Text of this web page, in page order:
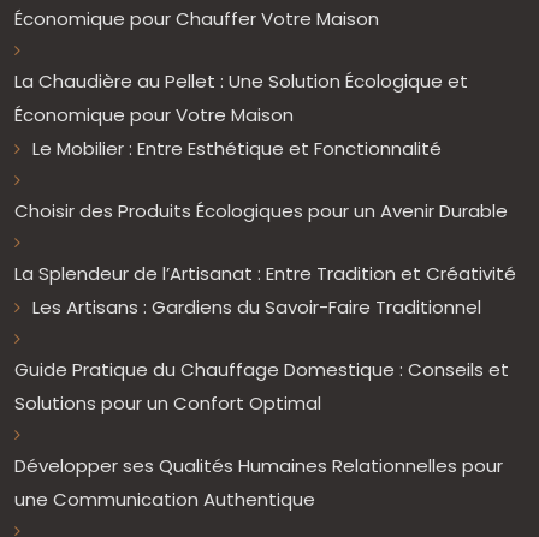
Économique pour Chauffer Votre Maison
La Chaudière au Pellet : Une Solution Écologique et
Économique pour Votre Maison
Le Mobilier : Entre Esthétique et Fonctionnalité
Choisir des Produits Écologiques pour un Avenir Durable
La Splendeur de l’Artisanat : Entre Tradition et Créativité
Les Artisans : Gardiens du Savoir-Faire Traditionnel
Guide Pratique du Chauffage Domestique : Conseils et
Solutions pour un Confort Optimal
Développer ses Qualités Humaines Relationnelles pour
une Communication Authentique